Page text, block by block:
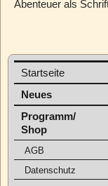
Abenteuer als
Startseite
Neues
Programm/
Shop
AGB
Datenschutz